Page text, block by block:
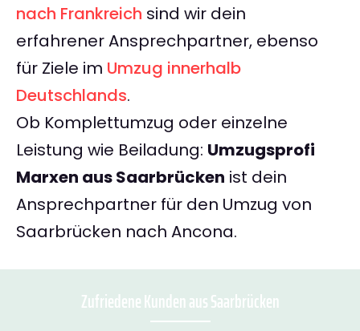
nach Frankreich sind wir dein
erfahrener Ansprechpartner, ebenso
für Ziele im Umzug innerhalb
Deutschlands.
Ob Komplettumzug oder einzelne
Leistung wie Beiladung: Umzugsprofi
Marxen aus Saarbrücken ist dein
Ansprechpartner für den Umzug von
Saarbrücken nach Ancona.
Zufriedene Kunden aus Saarbrücken